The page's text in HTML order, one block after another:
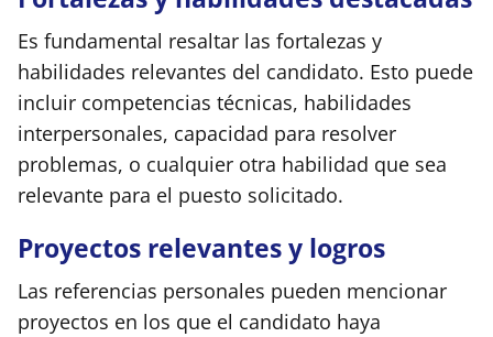
Es fundamental resaltar las fortalezas y
habilidades relevantes del candidato. Esto puede
incluir competencias técnicas, habilidades
interpersonales, capacidad para resolver
problemas, o cualquier otra habilidad que sea
relevante para el puesto solicitado.
Proyectos relevantes y logros
Las referencias personales pueden mencionar
proyectos en los que el candidato haya